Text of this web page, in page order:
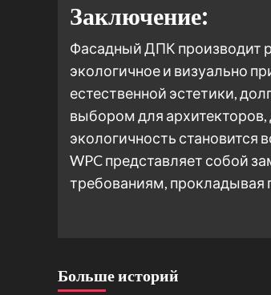
Заключение:
Фасадный ДПК производит
экологичное и визуально
естественной эстетики,
выбором для
экологичность становится
WPC представляет собой
требованиям, прокладывая
Больше историй